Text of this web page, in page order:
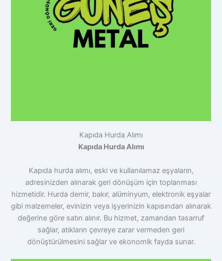
Kapıda Hurda Alımı
Kapıda Hurda Alımı
Kapıda hurda alımı, eski ve kullanılamaz eşyaların,
adresinizden alınarak geri dönüşüm için toplanması
hizmetidir. Hurda demir, bakır, alüminyum, elektronik eşyalar
gibi malzemeler, evinizin veya işyerinizin kapısından alınarak
değerine göre satın alınır. Bu hizmet, zamandan tasarruf
sağlar, atıkların çevreye zarar vermeden geri
dönüştürülmesini sağlar ve ekonomik fayda sunar.